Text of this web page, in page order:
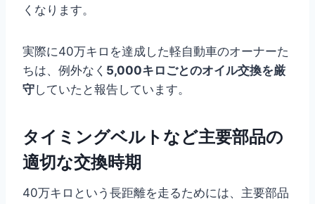
くなります。
実際に40万キロを達成した軽自動車のオーナーた
ちは、例外なく 5,000キロごとのオイル交換を厳
守していたと報告しています。
タイミングベルトなど主要部品の
適切な交換時期
40万キロという長距離を走るためには、主要部品